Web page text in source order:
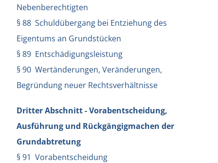
Nebenberechtigten
§ 88 Schuldübergang bei Entziehung des
Eigentums an Grundstücken
§ 89 Entschädigungsleistung
§ 90 Wertänderungen, Veränderungen,
Begründung neuer Rechtsverhältnisse
Dritter Abschnitt - Vorabentscheidung,
Ausführung und Rückgängigmachen der
Grundabtretung
§ 91 Vorabentscheidung